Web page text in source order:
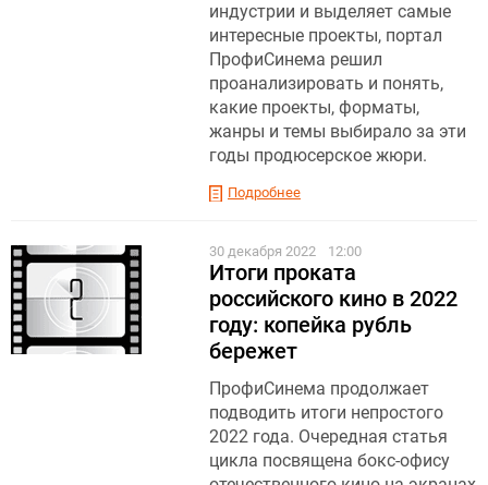
индустрии и выделяет самые
интересные проекты, портал
ПрофиСинема решил
проанализировать и понять,
какие проекты, форматы,
жанры и темы выбирало за эти
годы продюсерское жюри.
Подробнее
30 декабря 2022 12:00
Итоги проката
российского кино в 2022
году: копейка рубль
бережет
ПрофиСинема продолжает
подводить итоги непростого
2022 года. Очередная статья
цикла посвящена бокс-офису